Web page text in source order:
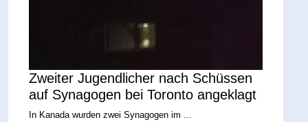
Zweiter Jugendlicher nach Schüssen
auf Synagogen bei Toronto angeklagt
In Kanada wurden zwei Synagogen im ...